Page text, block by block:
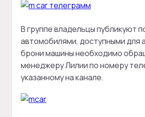
В группе владельцы публикуют
автомобилями, доступными для
брони машины необходимо
менеджеру Лилии по номеру
указанному на канале.